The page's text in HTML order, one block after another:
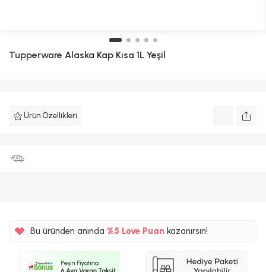
Tupperware Alaska Kap Kısa 1L Yeşil
Ürün Özellikleri
Bu üründen anında %5 Love Puan kazanırsın!